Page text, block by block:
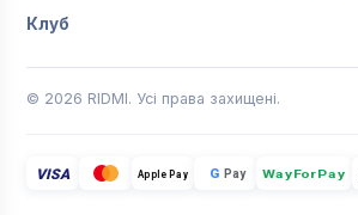
Клуб
© 2026 RIDMI. Усі права захищені.
VISA Apple Pay G Pay WayForPay